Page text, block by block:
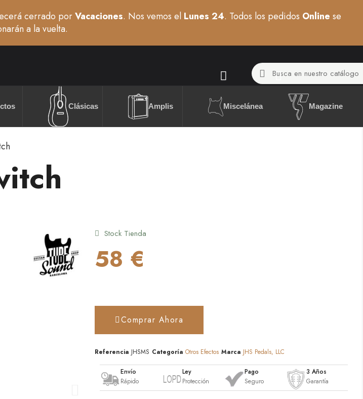
cerrado porVacaciones. Nos vemos el Lunes 24. Todos los pedidos Online se
a la vuelta.
Clásicas Amplis Miscelánea Magazine
Stock Tienda
58 €
Comprar Ahora
Referencia JHSMS Categoría Otros Efectos Marca JHS Pedals, LLC
Envío
Rápido
Ley
Protección
Pago
Seguro
3 Años
Garantía